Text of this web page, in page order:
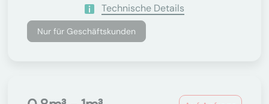
Technische Details
Nur für Geschäftskunden